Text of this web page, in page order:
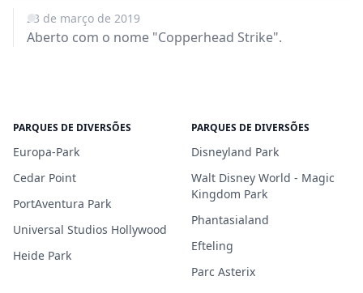
23 de março de 2019
Aberto com o nome "Copperhead Strike".
PARQUES DE DIVERSÕES
Europa-Park
Cedar Point
PortAventura Park
Universal Studios Hollywood
Heide Park
PARQUES DE DIVERSÕES
Disneyland Park
Walt Disney World - Magic
Kingdom Park
Phantasialand
Efteling
Parc Asterix